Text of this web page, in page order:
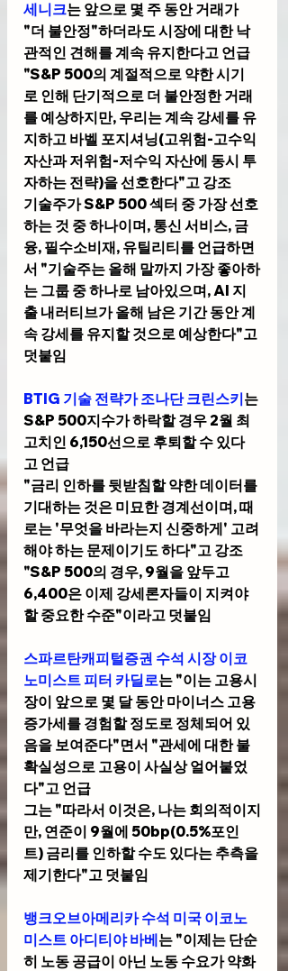
세니크는 앞으로 몇 주 동안 거래가
"더 불안정"하더라도 시장에 대한 낙
관적인 견해를 계속 유지한다고 언급
"S&P 500의 계절적으로 약한 시기
로 인해 단기적으로 더 불안정한 거래
를 예상하지만, 우리는 계속 강세를 유
지하고 바벨 포지셔닝(고위험-고수익
자산과 저위험-저수익 자산에 동시 투
자하는 전략)을 선호한다"고 강조
기술주가 S&P 500 섹터 중 가장 선호
하는 것 중 하나이며, 통신 서비스, 금
융, 필수소비재, 유틸리티를 언급하면
서 "기술주는 올해 말까지 가장 좋아하
는 그룹 중 하나로 남아있으며, AI 지
출 내러티브가 올해 남은 기간 동안 계
속 강세를 유지할 것으로 예상한다"고
덧붙임
BTIG 기술 전략가 조나단 크린스키는
S&P 500지수가 하락할 경우 2월 최
고치인 6,150선으로 후퇴할 수 있다
고 언급
"금리 인하를 뒷받침할 약한 데이터를
기대하는 것은 미묘한 경계선이며, 때
로는 '무엇을 바라는지 신중하게' 고려
해야 하는 문제이기도 하다"고 강조
"S&P 500의 경우, 9월을 앞두고
6,400은 이제 강세론자들이 지켜야
할 중요한 수준"이라고 덧붙임
스파르탄캐피털증권 수석 시장 이코
노미스트 피터 카딜로는 "이는 고용시
장이 앞으로 몇 달 동안 마이너스 고용
증가세를 경험할 정도로 정체되어 있
음을 보여준다"면서 "관세에 대한 불
확실성으로 고용이 사실상 얼어붙었
다"고 언급
그는 "따라서 이것은, 나는 회의적이지
만, 연준이 9월에 50bp(0.5%포인
트) 금리를 인하할 수도 있다는 추측을
제기한다"고 덧붙임
뱅크오브아메리카 수석 미국 이코노
미스트 아디티야 바베는 "이제는 단순
히 노동 공급이 아닌 노동 수요가 약화